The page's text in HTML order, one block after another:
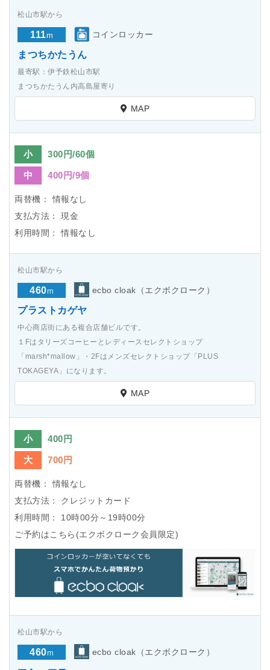
松山市駅から
111m コインロッカー
まつちかたうん
最寄駅：伊予鉄松山市駅
まつちかたうん内高島屋寄り
MAP
小 300円/60個
中 400円/9個
両替機：
情報なし
支払方法：
現金
利用時間：
情報なし
松山市駅から
460m ecbo cloak（エクボクローク）
プラストカゲヤ
中心商店街にある複合店舗ビルです。
１Fはタリーズコーヒーとレディースセレクトショップ
「marsh*mallow」・2Fはメンズセレクトショップ「PLUS
TOKAGEYA」になります。
MAP
小 400円
大 700円
両替機：
情報なし
支払方法：
クレジットカード
利用時間：
10時00分～19時00分
ご予約はこちら(エクボクローク会員限定)
松山市駅から
460m ecbo cloak（エクボクローク）